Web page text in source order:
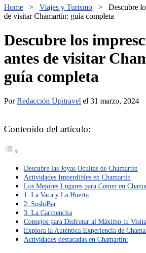
Home > Viajes y Turismo > Descubre
de visitar Chamartín: guía completa
Descubre los
antes de visitar
guía completa
PorRedacción Upitravel el 31 marzo, 2024
Contenido del artículo:
Descubre las Joyas Ocultas de Chamartín
Actividades Imperdibles en Chamartín
Los Mejores Lugares para Comer en
1. La Vaca y La Huerta
2. SushiBar
3. La Carmencita
Consejos para Disfrutar al Máximo tu
Explora la Auténtica Experiencia de
Actividades destacadas en Chamartín: